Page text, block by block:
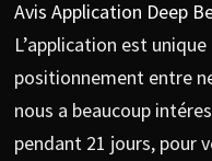
Avis Application Deep
L’application est
positionnement entre
nous a beaucoup
pendant 21 jours, pour